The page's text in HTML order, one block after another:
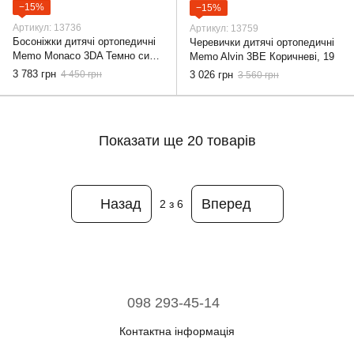
−15%
Артикул: 13736
Босоніжки дитячі ортопедичні
Memo Monaco 3DA Темно сині,
22
3 783 грн 4 450 грн
−15%
Артикул: 13759
Черевички дитячі ортопедичні
Memo Alvin 3BE Коричневі, 19
3 026 грн 3 560 грн
Показати ще 20 товарів
Назад 2 з 6 Вперед
098 293-45-14
Контактна інформація